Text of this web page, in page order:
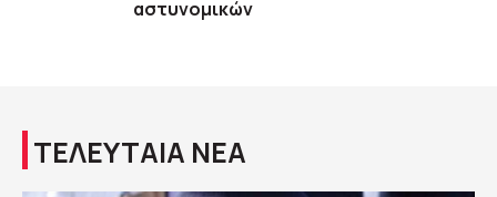
αστυνομικών
ΤΕΛΕΥΤΑΙΑ ΝΕΑ